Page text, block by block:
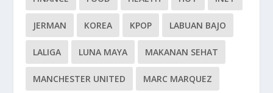
JERMAN KOREA KPOP LABUAN BAJO
LALIGA LUNA MAYA MAKANAN SEHAT
MANCHESTER UNITED MARC MARQUEZ